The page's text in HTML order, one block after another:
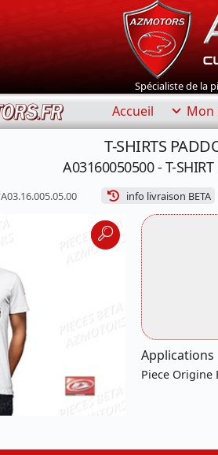
Spécialiste de la
Accueil Mon
T-SHIRTS
A03160050500 - T-SHIRT
A03.16.005.05.00 info livraison BETA
Applications
Piece Origine